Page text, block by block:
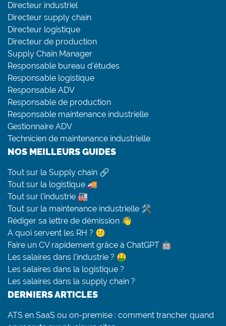
Directeur industriel
Directeur supply chain
Directeur logistique
Directeur de production
Supply Chain Manager
Responsable bureau d’études
Responsable logistique
Responsable ADV
Responsable de production
Responsable maintenance industrielle
Gestionnaire ADV
Technicien de maintenance industrielle
NOS MEILLEURS GUIDES
Tout sur la Supply chain 🔗
Tout sur la logistique 🚚
Tout sur l’industrie 🏭
Tout sur la maintenance industrielle 🛠
Rédiger sa lettre de démission 👋
A quoi servent les RH ? 😕
Faire un CV rapidement grâce à ChatGPT 🤖
Les salaires dans l’industrie ? 🤑
Les salaires dans la logistique ?
Les salaires dans la supply chain ?
DERNIERS ARTICLES
ATS en SaaS ou on-premise : comment trancher quand